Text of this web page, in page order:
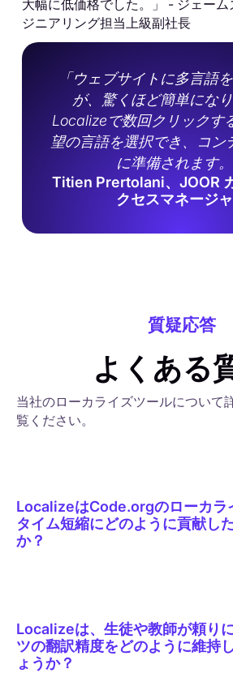
大幅に低価格でした。」 - ジェー
ジニアリング担当上級副社長
「ウェブサイトに多言語
が、驚くほど簡単になり
Localizeで数回クリックす
望の言語を選択でき、コン
に準備されます。
Titien Prertolani、JOOR
クセスマネージ
質疑応答
よくある
当社のローカライズツールについて
覧ください。
LocalizeはCode.orgのローカラ
タイム短縮にどのように貢献し
か？
Localizeは、生徒や教師が頼り
ツの翻訳精度をどのように維持
ょうか？